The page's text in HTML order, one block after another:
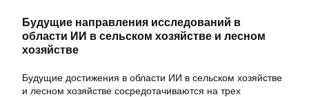
Будущие направления исследований в
области ИИ в сельском хозяйстве и лесном
хозяйстве
Будущие достижения в области ИИ в сельском хозяйстве
и лесном хозяйстве сосредотачиваются на трех